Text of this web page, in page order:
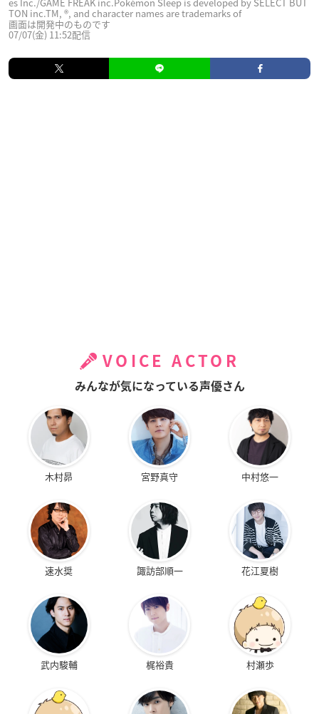
TON inc.TM, ®, and character names are trademarks of
画面は開発中のものです
07/07(金) 11:52配信
VOICE ACTOR
みんなが気になっている声優さん
木村昴 宮野真守 中村悠一
速水奨 諏訪部順一 花江夏樹
武内駿輔 梶裕貴 村瀬歩